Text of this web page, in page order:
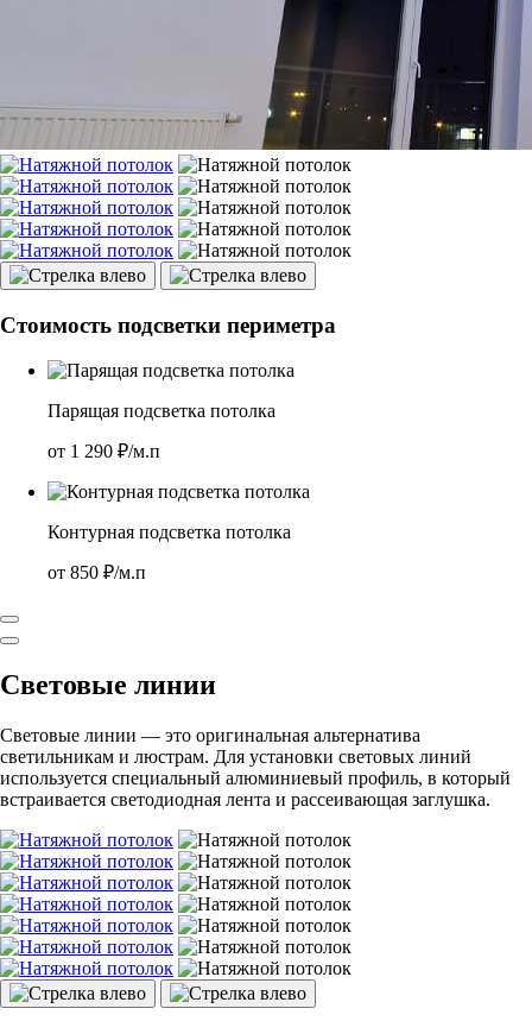
Стоимость подсветки периметра
Парящая подсветка потолка
от 1 290 ₽/м.п
Контурная подсветка потолка
от 850 ₽/м.п
Световые линии
Световые линии — это оригинальная альтернатива
светильникам и люстрам. Для установки световых линий
используется специальный алюминиевый профиль, в который
встраивается светодиодная лента и рассеивающая заглушка.